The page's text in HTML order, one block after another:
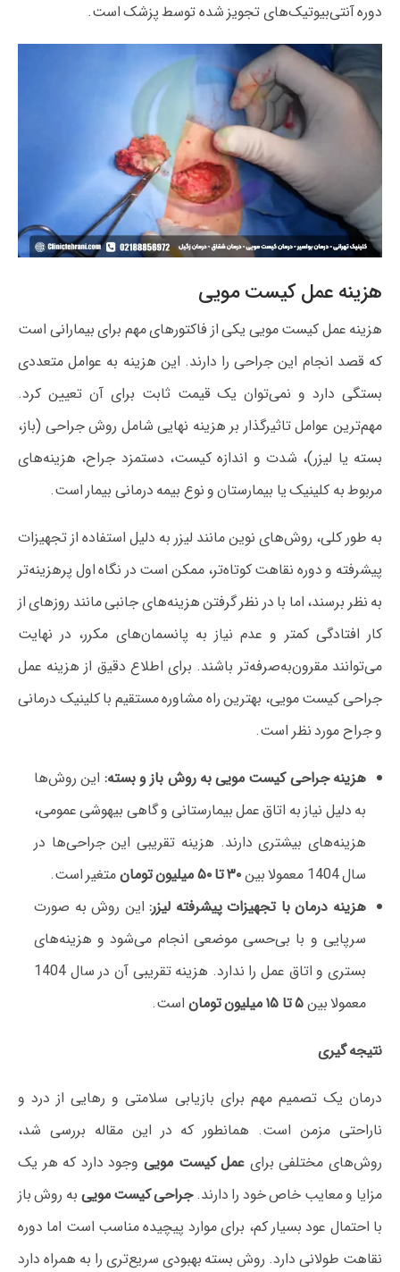
دوره آنتی‌بیوتیک‌های تجویز شده توسط پزشک است.
هزینه عمل کیست مویی
هزینه عمل کیست مویی یکی از فاکتورهای مهم برای بیمارانی است
که قصد انجام این جراحی را دارند. این هزینه به عوامل متعددی
بستگی دارد و نمی‌توان یک قیمت ثابت برای آن تعیین کرد.
مهم‌ترین عوامل تاثیرگذار بر هزینه نهایی شامل روش جراحی (باز،
بسته یا لیزر)، شدت و اندازه کیست، دستمزد جراح، هزینه‌های
مربوط به کلینیک یا بیمارستان و نوع بیمه درمانی بیمار است.
به طور کلی، روش‌های نوین مانند لیزر به دلیل استفاده از تجهیزات
پیشرفته و دوره نقاهت کوتاه‌تر، ممکن است در نگاه اول پرهزینه‌تر
به نظر برسند، اما با در نظر گرفتن هزینه‌های جانبی مانند روزهای از
کار افتادگی کمتر و عدم نیاز به پانسمان‌های مکرر، در نهایت
می‌توانند مقرون‌به‌صرفه‌تر باشند. برای اطلاع دقیق از هزینه عمل
جراحی کیست مویی، بهترین راه مشاوره مستقیم با کلینیک درمانی
و جراح مورد نظر است.
هزینه جراحی کیست مویی به روش باز و بسته: این روش‌ها
به دلیل نیاز به اتاق عمل بیمارستانی و گاهی بیهوشی عمومی،
هزینه‌های بیشتری دارند. هزینه تقریبی این جراحی‌ها در
سال 1404 معمولا بین
۳۰ تا ۵۰ میلیون تومان
متغیر است.
هزینه درمان با تجهیزات پیشرفته لیزر:این روش به صورت
سرپایی و با بی‌حسی موضعی انجام می‌شود و هزینه‌های
بستری و اتاق عمل را ندارد. هزینه تقریبی آن در سال 1404
معمولا بین۵ تا ۱۵ میلیون تومان است.
نتیجه‌ گیری
درمان یک تصمیم مهم برای بازیابی سلامتی و رهایی از درد و
ناراحتی مزمن است. همانطور که در این مقاله بررسی شد،
روش‌های مختلفی برای عمل کیست مویی وجود دارد که هر یک
مزایا و معایب خاص خود را دارند.جراحی کیست مویی به روش باز
با احتمال عود بسیار کم، برای موارد پیچیده مناسب است اما دوره
نقاهت طولانی دارد. روش بسته بهبودی سریع‌تری را به همراه دارد